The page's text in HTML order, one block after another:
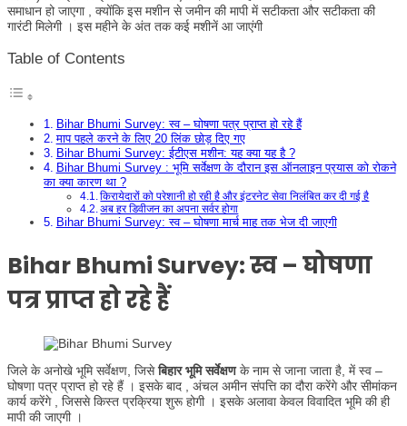
समाधान हो जाएगा , क्योंकि इस मशीन से जमीन की मापी में सटीकता और सटीकता की
गारंटी मिलेगी । इस महीने के अंत तक कई मशीनें आ जाएंगी
Table of Contents
Bihar Bhumi Survey: स्व – घोषणा पत्र प्राप्त हो रहे हैं
माप पहले करने के लिए 20 लिंक छोड़ दिए गए
Bihar Bhumi Survey: ईटीएस मशीन: यह क्या यह है ?
Bihar Bhumi Survey : भूमि सर्वेक्षण के दौरान इस ऑनलाइन प्रयास को रोकने
का क्या कारण था ?
किरायेदारों को परेशानी हो रही है और इंटरनेट सेवा निलंबित कर दी गई है
अब हर डिवीजन का अपना सर्वर होगा
Bihar Bhumi Survey: स्व – घोषणा मार्च माह तक भेज दी जाएगी
Bihar Bhumi Survey: स्व – घोषणा
पत्र प्राप्त हो रहे हैं
जिले के अनोखे भूमि सर्वेक्षण, जिसेबिहार भूमि सर्वेक्षणके नाम से जाना जाता है, में स्व –
घोषणा पत्र प्राप्त हो रहे हैं । इसके बाद , अंचल अमीन संपत्ति का दौरा करेंगे और सीमांकन
कार्य करेंगे , जिससे किस्त प्रक्रिया शुरू होगी । इसके अलावा केवल विवादित भूमि की ही
मापी की जाएगी ।